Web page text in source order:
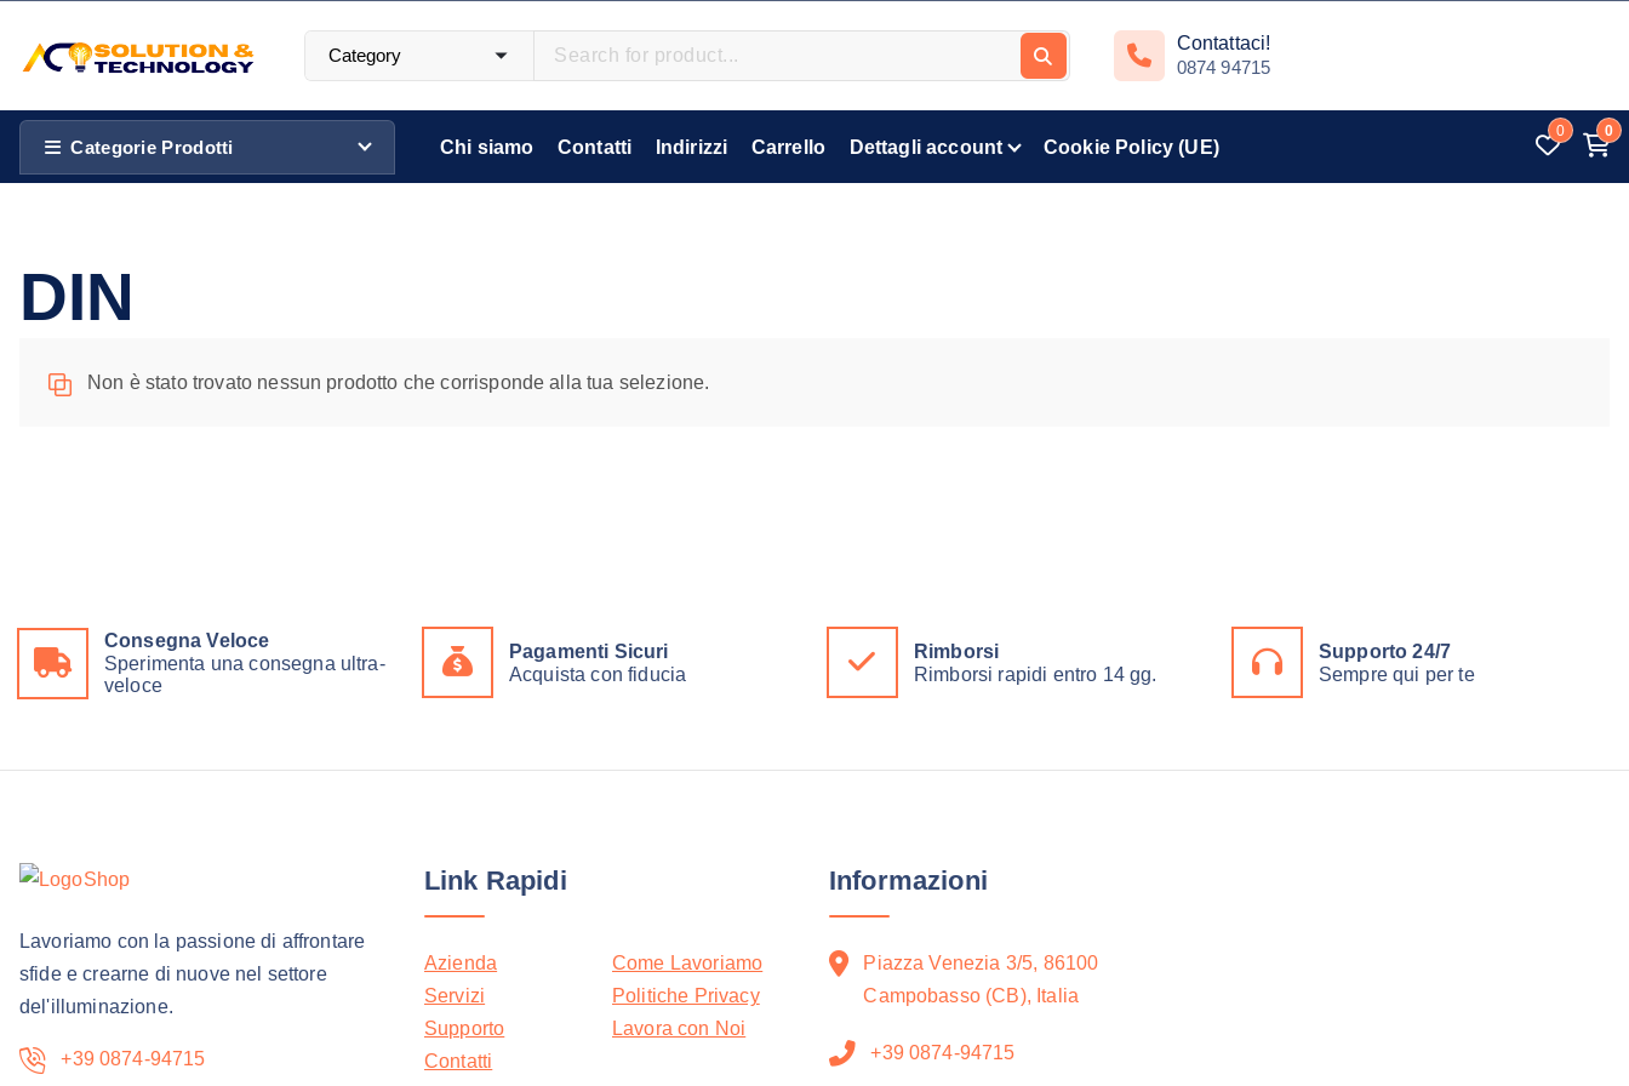
t
a
Contattaci!
0874 94715
Categorie Prodotti Chi siamo Contatti Indirizzi Carrello Dettagli account Cookie Policy (UE)
0 0
DIN
Non è stato trovato nessun prodotto che corrisponde alla tua selezione.
Consegna Veloce
Sperimenta una consegna ultra-
veloce
Pagamenti Sicuri
Acquista con fiducia
Rimborsi
Rimborsi rapidi entro 14 gg.
Supporto 24/7
Sempre qui per te
Lavoriamo con la passione di affrontare
sfide e crearne di nuove nel settore
del'illuminazione.
+39 0874-94715
Link Rapidi
Azienda
Come Lavoriamo
Servizi
Politiche Privacy
Supporto
Lavora con Noi
Contatti
Informazioni
Piazza Venezia 3/5, 86100
Campobasso (CB), Italia
+39 0874-94715